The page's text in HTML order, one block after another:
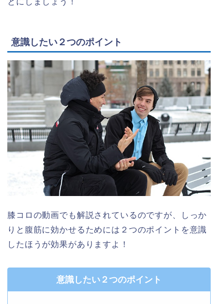
意識したい２つのポイント
膝コロの動画でも解説されているのですが、しっか
りと腹筋に効かせるためには２つのポイントを意識
したほうが効果がありますよ！
意識したい２つのポイント